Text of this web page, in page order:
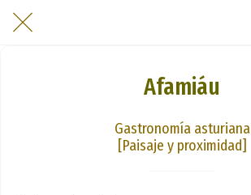
Afamiáu
Gastronomía asturiana
[Paisaje y proximidad]